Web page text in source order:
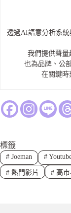
透過AI語意分析系
我們提供聲量
也為品牌、公
在關鍵時
標籤
#Joeman #
#熱門影片 #高市